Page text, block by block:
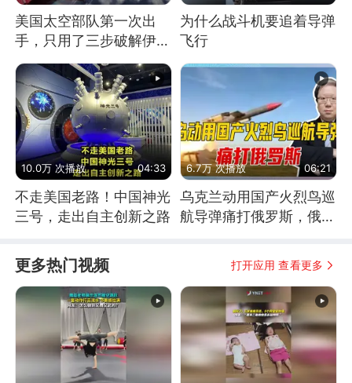
美国太空部队第一次出
手，只用了三步破解伊朗
防空
为什么战斗机要追着导弹
飞行
10.0万 次播放 04:33
不走美国老路！中国神光
三号，走出自主创新之路
6.7万 次播放 06:21
乌克兰动用国产火烈鸟巡
航导弹痛打俄罗斯，俄军
更多热门视频 打开应用 查看更多